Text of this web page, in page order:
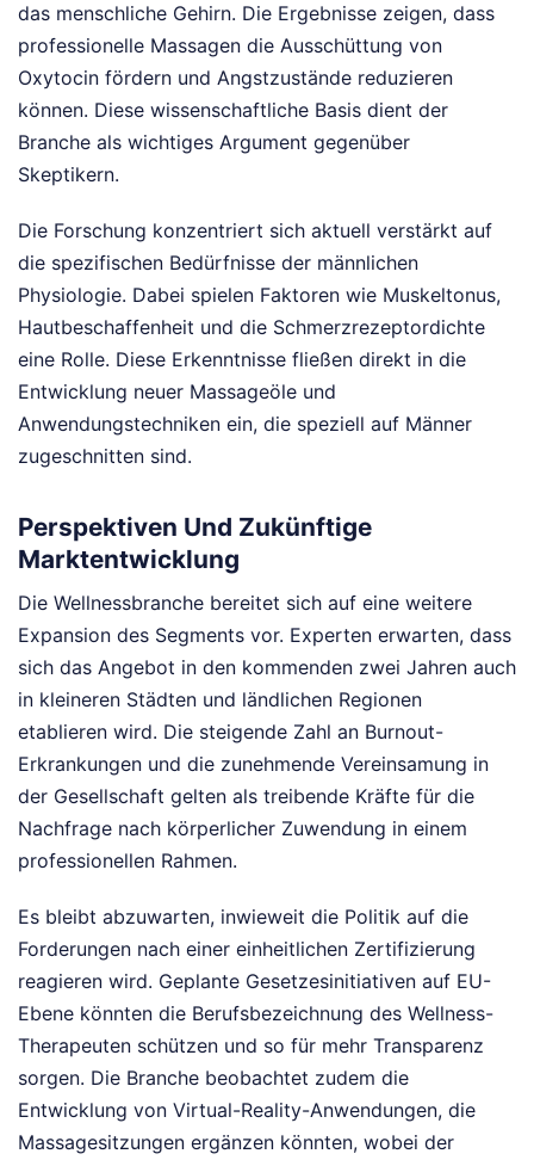
das menschliche Gehirn. Die Ergebnisse zeigen, dass
professionelle Massagen die Ausschüttung von
Oxytocin fördern und Angstzustände reduzieren
können. Diese wissenschaftliche Basis dient der
Branche als wichtiges Argument gegenüber
Skeptikern.
Die Forschung konzentriert sich aktuell verstärkt auf
die spezifischen Bedürfnisse der männlichen
Physiologie. Dabei spielen Faktoren wie Muskeltonus,
Hautbeschaffenheit und die Schmerzrezeptordichte
eine Rolle. Diese Erkenntnisse fließen direkt in die
Entwicklung neuer Massageöle und
Anwendungstechniken ein, die speziell auf Männer
zugeschnitten sind.
Perspektiven Und Zukünftige
Marktentwicklung
Die Wellnessbranche bereitet sich auf eine weitere
Expansion des Segments vor. Experten erwarten, dass
sich das Angebot in den kommenden zwei Jahren auch
in kleineren Städten und ländlichen Regionen
etablieren wird. Die steigende Zahl an Burnout-
Erkrankungen und die zunehmende Vereinsamung in
der Gesellschaft gelten als treibende Kräfte für die
Nachfrage nach körperlicher Zuwendung in einem
professionellen Rahmen.
Es bleibt abzuwarten, inwieweit die Politik auf die
Forderungen nach einer einheitlichen Zertifizierung
reagieren wird. Geplante Gesetzesinitiativen auf EU-
Ebene könnten die Berufsbezeichnung des Wellness-
Therapeuten schützen und so für mehr Transparenz
sorgen. Die Branche beobachtet zudem die
Entwicklung von Virtual-Reality-Anwendungen, die
Massagesitzungen ergänzen könnten, wobei der